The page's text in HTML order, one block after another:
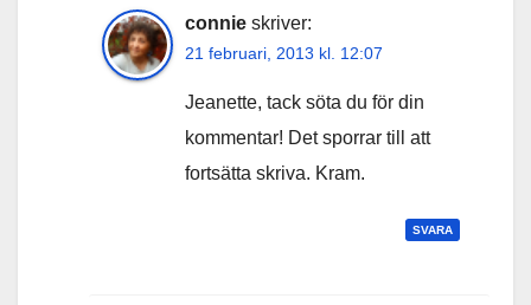
connie skriver:
21 februari, 2013 kl. 12:07
Jeanette, tack söta du för din
kommentar! Det sporrar till att
fortsätta skriva. Kram.
SVARA